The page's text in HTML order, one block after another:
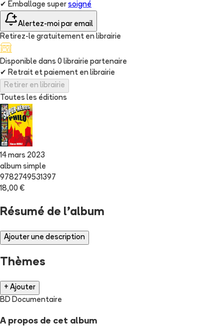
✔ Emballage super soigné
Alertez-moi par email
Retirez-le gratuitement en librairie
Disponible dans 0 librairie partenaire
✔ Retrait et paiement en librairie
Retirer en librairie
Toutes les éditions
14 mars 2023
album simple
9782749531397
18,00 €
Résumé de l'album
Ajouter une description
Thèmes
+ Ajouter
BD Documentaire
A propos de cet album